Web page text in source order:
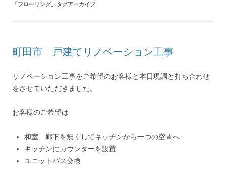
「フローリング」タグアーカイブ
町田市 戸建てリノベーション工事
リノベーション工事をご希望のお客様と本日現調と打ち合わせ
をさせていただきました。
お客様のご希望は
和室、廊下を無くしてキッチンから一つの空間へ
キッチンにカウンターを設置
ユニットバス交換